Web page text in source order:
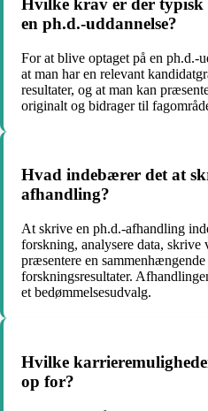
Hvilke krav er der typisk
en ph.d.-uddannelse?
For at blive optaget på en ph.d.-
at man har en relevant
resultater, og at man kan
originalt og bidrager til
Hvad indebærer det at
afhandling?
At skrive en ph.d.-afhandling
forskning, analysere data, skrive
præsentere en
forskningsresultater.
et bedømmelsesudvalg.
Hvilke
op for?